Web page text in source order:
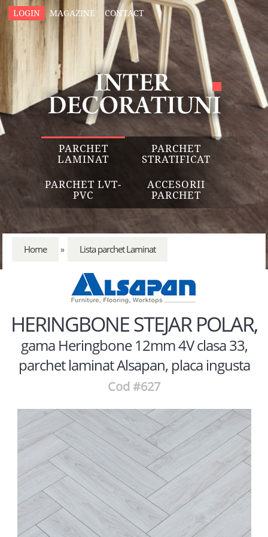
LOGIN MAGAZINE CONTACT
PARCHET
LAMINAT
PARCHET
STRATIFICAT
PARCHET LVT-
PVC
ACCESORII
PARCHET
Home » Lista parchet Laminat
HERINGBONE STEJAR POLAR,
gama Heringbone 12mm 4V clasa 33,
parchet laminat Alsapan, placa ingusta
Cod #627